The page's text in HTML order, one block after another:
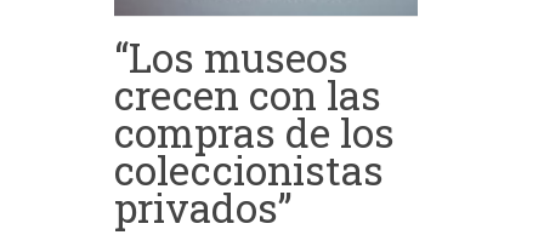
“Los museos
crecen con las
compras de los
coleccionistas
privados”